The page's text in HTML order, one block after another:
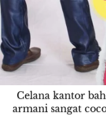
Celana kantor
armani sangat